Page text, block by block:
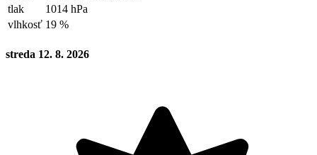
tlak
1014 hPa
vlhkosť 19 %
streda 12. 8. 2026